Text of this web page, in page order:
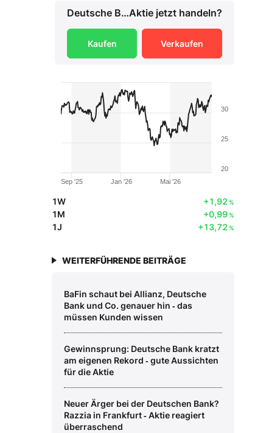
Deutsche BankAktie jetzt handeln?
Kaufen Verkaufen
Jan '26
Sep '25 Mai '26
20
25
30
1W +1,92%
1M +0,99%
1J +13,72%
WEITERFÜHRENDE BEITRÄGE
BaFin schaut bei Allianz, Deutsche
Bank und Co. genauer hin ‑ das
müssen Kunden wissen
Gewinnsprung: Deutsche Bank kratzt
am eigenen Rekord ‑ gute Aussichten
für die Aktie
Neuer Ärger bei der Deutschen Bank?
Razzia in Frankfurt ‑ Aktie reagiert
überraschend